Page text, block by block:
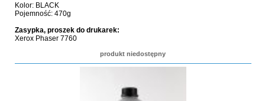
Kolor: BLACK
Pojemność: 470g
Zasypka, proszek do drukarek:
Xerox Phaser 7760
produkt niedostępny